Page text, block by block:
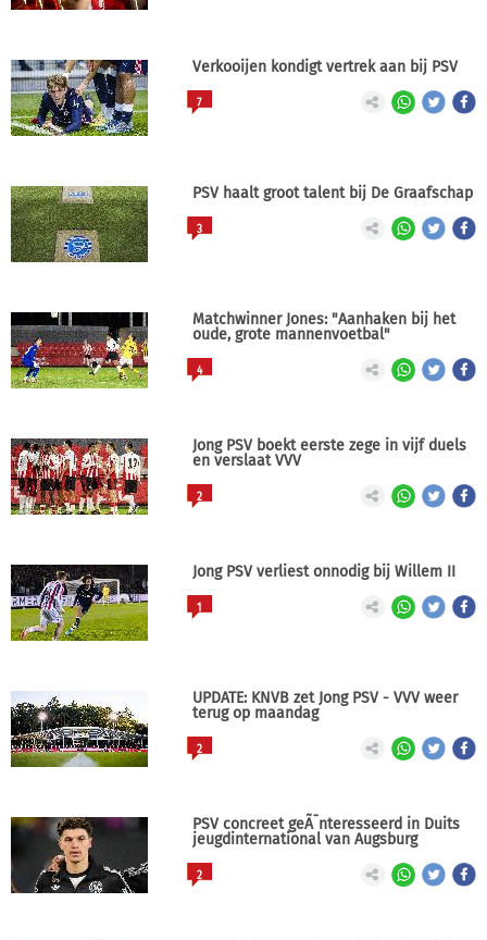
Verkooijen kondigt vertrek aan bij PSV
7
PSV haalt groot talent bij De Graafschap
3
Matchwinner Jones: "Aanhaken bij het
oude, grote mannenvoetbal"
4
Jong PSV boekt eerste zege in vijf duels
en verslaat VVV
2
Jong PSV verliest onnodig bij Willem II
1
UPDATE: KNVB zet Jong PSV - VVV weer
terug op maandag
2
PSV concreet geÃ¯nteresseerd in Duits
jeugdinternational van Augsburg
2